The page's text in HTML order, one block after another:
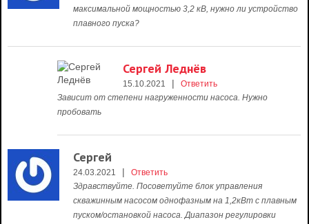
максимальной мощностью 3,2 кВ, нужно ли устройство
плавного пуска?
Сергей Леднёв
15.10.2021 |
Ответить
Зависит от степени нагруженности насоса. Нужно
пробовать
Сергей
24.03.2021 |
Ответить
Здравствуйте. Посоветуйте блок управления
скважинным насосом однофазным на 1,2кВт с плавным
пуском/остановкой насоса. Диапазон регулировки